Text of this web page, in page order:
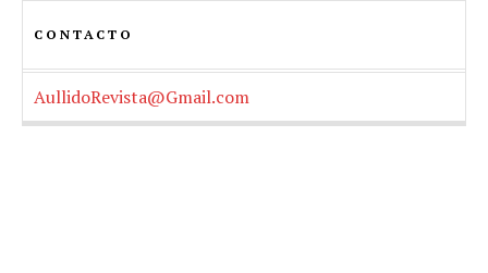
CONTACTO
AullidoRevista@Gmail.com